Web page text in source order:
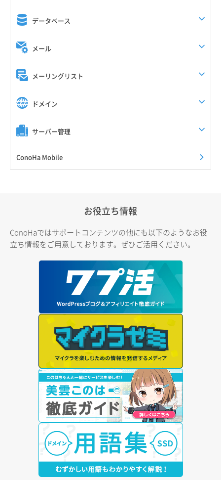
データベース
メール
メーリングリスト
ドメイン
サーバー管理
ConoHa Mobile
お役立ち情報
ConoHaではサポートコンテンツの他にも以下のようなお役
立ち情報をご用意しております。ぜひご活用ください。